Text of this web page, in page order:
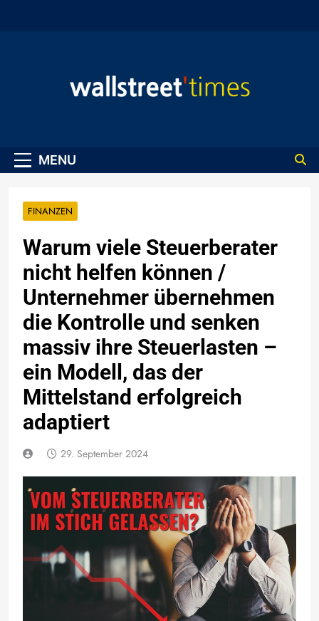
MENU
FINANZEN
Warum viele Steuerberater
nicht helfen können /
Unternehmer übernehmen
die Kontrolle und senken
massiv ihre Steuerlasten –
ein Modell, das der
Mittelstand erfolgreich
adaptiert
29. September 2024